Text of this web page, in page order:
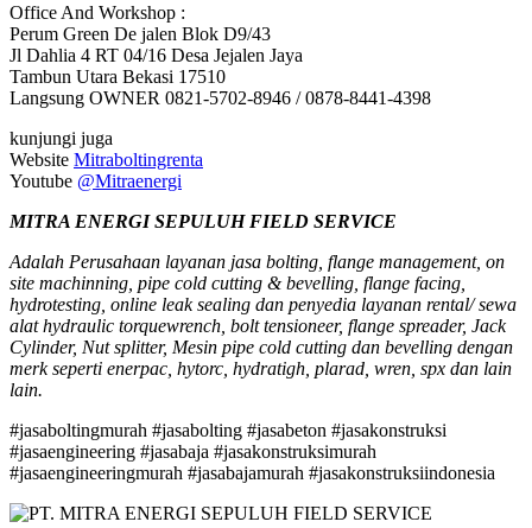
Office And Workshop :
Perum Green De jalen Blok D9/43
Jl Dahlia 4 RT 04/16 Desa Jejalen Jaya
Tambun Utara Bekasi 17510
Langsung OWNER 0821-5702-8946 / 0878-8441-4398
kunjungi juga
Website Mitraboltingrenta
Youtube @Mitraenergi
MITRA ENERGI SEPULUH FIELD SERVICE
Adalah Perusahaan layanan jasa bolting, flange management, on
site machinning, pipe cold cutting & bevelling, flange facing,
hydrotesting, online leak sealing dan penyedia layanan rental/ sewa
alat hydraulic torquewrench, bolt tensioneer, flange spreader, Jack
Cylinder, Nut splitter, Mesin pipe cold cutting dan bevelling dengan
merk seperti enerpac, hytorc, hydratigh, plarad, wren, spx dan lain
lain.
#jasaboltingmurah #jasabolting #jasabeton #jasakonstruksi
#jasaengineering #jasabaja #jasakonstruksimurah
#jasaengineeringmurah #jasabajamurah #jasakonstruksiindonesia